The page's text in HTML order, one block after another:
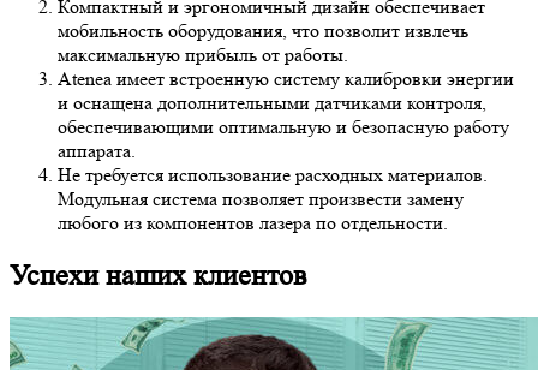
Компактный и эргономичный дизайн обеспечивает
мобильность оборудования, что позволит извлечь
максимальную прибыль от работы.
Atenea имеет встроенную систему калибровки энергии
и оснащена дополнительными датчиками контроля,
обеспечивающими оптимальную и безопасную работу
аппарата.
Не требуется использование расходных материалов.
Модульная система позволяет произвести замену
любого из компонентов лазера по отдельности.
Успехи наших клиентов